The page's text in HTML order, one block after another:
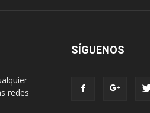
redes
SÍGUENOS